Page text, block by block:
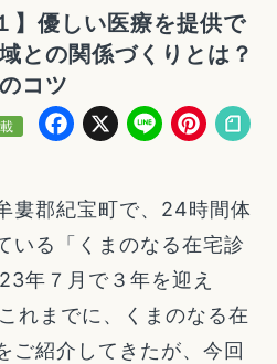
】優しい医療を提供で
との関係づくりとは？
コツ
Facebook
X Line
婁郡紀宝町で、24時間体
いる「くまのなる在宅診
年７月で３年を迎え
れまでに、くまのなる在
ご紹介してきたが、今回